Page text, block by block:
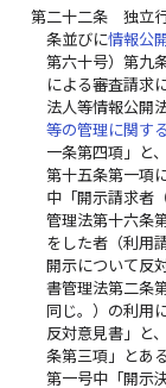
第二十二条
独立
条並びに情報公
第六十号）第九
による審査請求
法人等情報公開
等の管理に関す
一条第四項」と
第十五条第一項
中「開示請求者
管理法第十六条
をした者（利用
開示について反
書管理法第二条
同じ。）の利用
反対意見書」と
条第三項」とあ
第一号中「開示